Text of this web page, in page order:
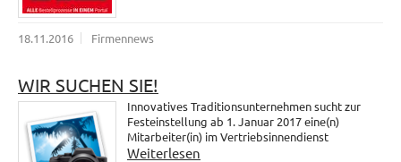
18.11.2016 Firmennews
WIR SUCHEN SIE!
Innovatives Traditionsunternehmen sucht zur
Festeinstellung ab 1. Januar 2017 eine(n)
Mitarbeiter(in) im Vertriebsinnendienst
Weiterlesen